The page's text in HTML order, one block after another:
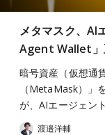
メタマスク、AI
Agent Wallet」
暗号資産（仮想通
（MetaMask）」
が、AIエージェン
渡邉洋輔